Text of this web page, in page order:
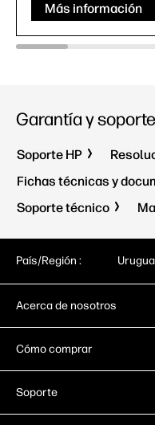
Más información
Garantía y soporte
Soporte HP
Fichas técnicas y
Soporte técnico
País/Región :
Acerca de nosotros
Cómo comprar
Soporte